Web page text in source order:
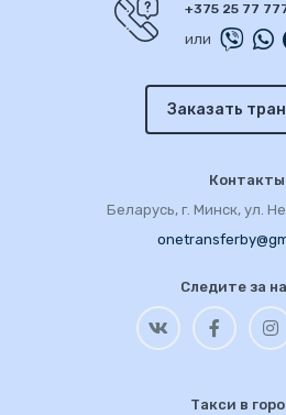
+375 25 77
или
Заказать
Контакты
Беларусь, г. Минск, ул.
Следите за
Такси в